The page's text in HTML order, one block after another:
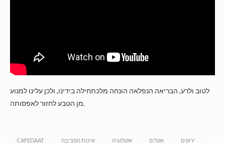
לטוב ולרע, הבריאה הנפלאה הונחה מלכתחילה בידינו, ולכן עלינו למנוע
מן הטבע לחזור לאפסותה.
CAFEDAAT איכות הסביבה אקולוגיה אקלים ירוקים